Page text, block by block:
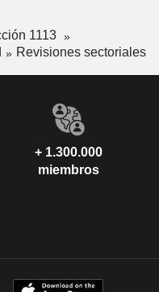
1113
Revisiones sectoriales
+ 1.300.000
miembros